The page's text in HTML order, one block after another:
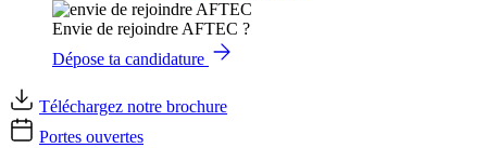
Envie de rejoindre AFTEC ?
Dépose ta candidature
Téléchargez notre brochure
Portes ouvertes